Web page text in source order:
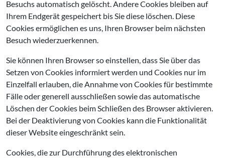
Besuchs automatisch gelöscht. Andere Cookies bleiben auf
Ihrem Endgerät gespeichert bis Sie diese löschen. Diese
Cookies ermöglichen es uns, Ihren Browser beim nächsten
Besuch wiederzuerkennen.
Sie können Ihren Browser so einstellen, dass Sie über das
Setzen von Cookies informiert werden und Cookies nur im
Einzelfall erlauben, die Annahme von Cookies für bestimmte
Fälle oder generell ausschließen sowie das automatische
Löschen der Cookies beim Schließen des Browser aktivieren.
Bei der Deaktivierung von Cookies kann die Funktionalität
dieser Website eingeschränkt sein.
Cookies, die zur Durchführung des elektronischen